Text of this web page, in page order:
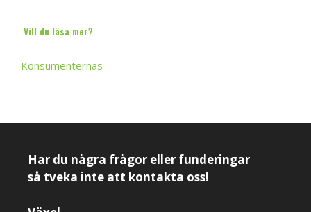
Vill du läsa mer?
Konsumenternas
Har du några frågor eller funderingar
så tveka inte att kontakta oss!